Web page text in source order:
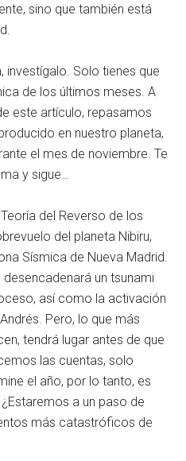
sino que también está
investígalo. Solo tienes que
de los últimos meses. A
este artículo, repasamos
en nuestro planeta,
el mes de noviembre. Te
y sigue…
del Reverso de los
del planeta Nibiru,
Sísmica de Nueva Madrid.
un tsunami
así como la activación
Pero, lo que más
tendrá lugar antes de que
las cuentas, solo
el año, por lo tanto, es
a un paso de
más catastróficos de